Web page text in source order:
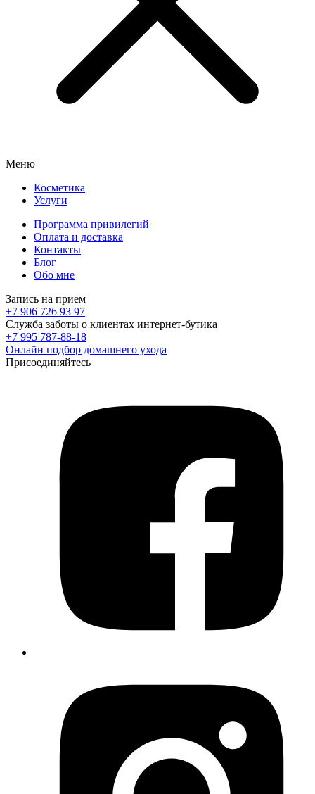
Меню
Косметика
Услуги
Программа привилегий
Оплата и доставка
Контакты
Блог
Обо мне
Запись на прием
+7 906 726 93 97
Служба заботы о клиентах интернет-бутика
+7 995 787-88-18
Онлайн подбор домашнего ухода
Присоединяйтесь